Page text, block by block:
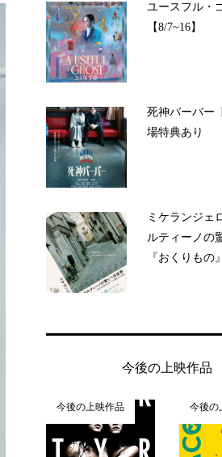
ユースフル・
【8/7~16】
死神バーバー
場特典あり
ミケランジェ
ルティーノの
『おくりもの
今後の上映作品
今後の上映作品 今後の